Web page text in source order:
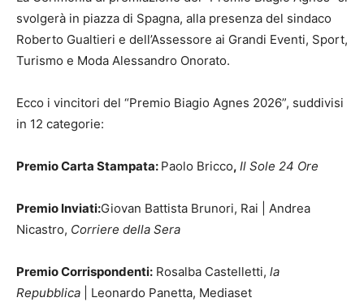
svolgerà in piazza di Spagna, alla presenza del sindaco
Roberto Gualtieri e dell’Assessore ai Grandi Eventi, Sport,
Turismo e Moda Alessandro Onorato.
Ecco i vincitori del “Premio Biagio Agnes 2026”, suddivisi
in 12 categorie:
Premio Carta Stampata: Paolo Bricco, Il Sole 24 Ore
Premio Inviati:Giovan Battista Brunori, Rai | Andrea
Nicastro, Corriere della Sera
Premio Corrispondenti: Rosalba Castelletti, la
Repubblica | Leonardo Panetta, Mediaset